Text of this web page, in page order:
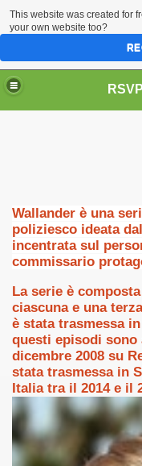
HOME
DATABASE LIBRI
Wallander è una
poliziesco ideata
incentrata sul
commissario
La serie è
ciascuna e una
è stata trasmessa
questi episodi sono
dicembre 2008 su
stata trasmessa in
Italia tra il 2014 e il
edizione del
non piu
This website was created for
your own website too?